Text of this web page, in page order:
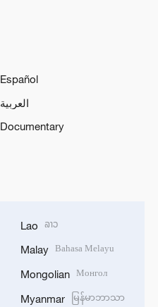
Español
العربية
Documentary
Lao ລາວ
Malay Bahasa Melayu
Mongolian Монгол
Myanmar မြန်မာဘာသာ